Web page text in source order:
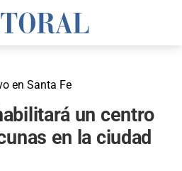
en Santa Fe
un centro
en la ciudad